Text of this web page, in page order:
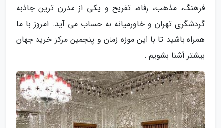
فرهنگ، مذهب، رفاه، تفریح و یکی از مدرن ترین جاذبه
گردشگری تهران و خاورمیانه به حساب می آید. امروز با ما
همراه باشید تا با این موزه زمان و پنجمین مرکز خرید جهان
بیشتر آشنا بشویم .